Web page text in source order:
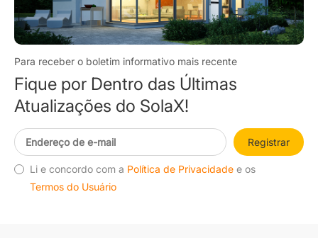
Para receber o boletim informativo mais recente
Fique por Dentro das Últimas
Atualizações do SolaX!
Registrar
Li e concordo com a Política de Privacidade e os
Termos do Usuário